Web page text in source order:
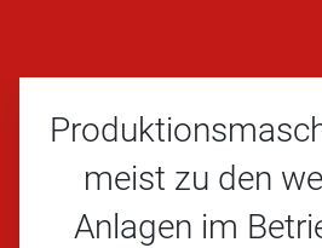
meist zu den
Anlagen im